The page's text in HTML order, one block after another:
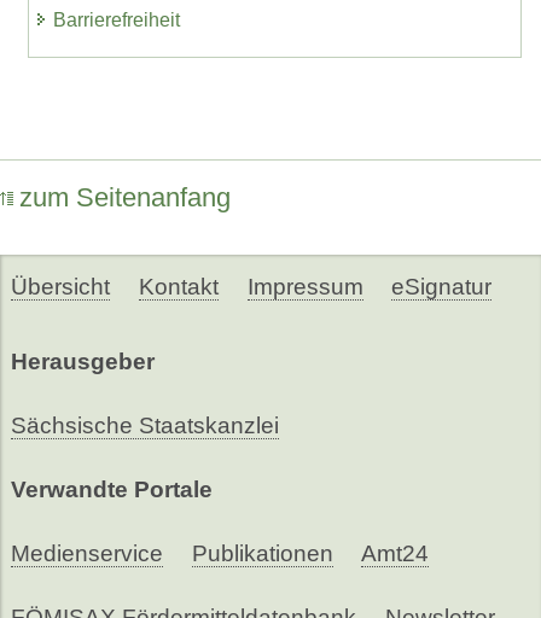
Barrierefreiheit
zum Seitenanfang
Übersicht Kontakt Impressum eSignatur
Herausgeber
Sächsische Staatskanzlei
Verwandte Portale
Medienservice Publikationen Amt24